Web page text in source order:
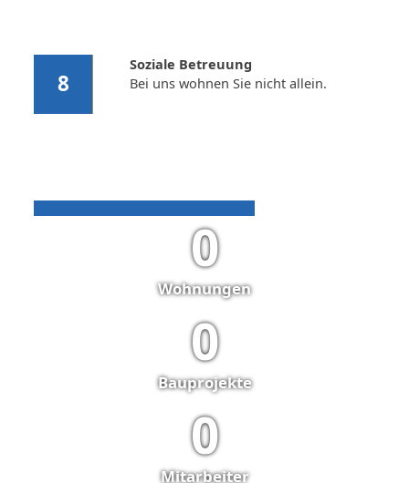
8
Soziale Betreuung
Bei uns wohnen Sie nicht allein.
0
Wohnungen
0
Bauprojekte
0
Mitarbeiter